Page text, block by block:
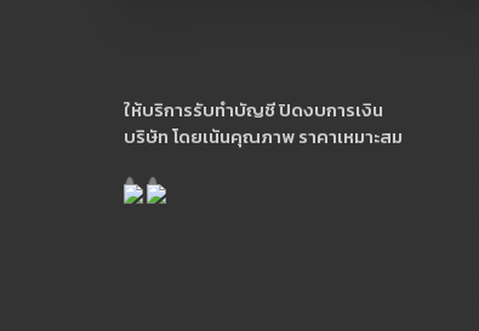
ให้บริการรับทำบัญชี ปิดงบการเงิน
บริษัท โดยเน้นคุณภาพ ราคาเหมาะสม